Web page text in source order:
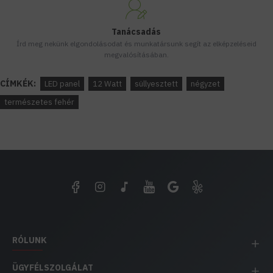
Tanácsadás
Írd meg nekünk elgondolásodat és munkatársunk segít az elképzeléseid
megvalósításában.
CÍMKÉK: LED panel 12 Watt süllyesztett
négyzet
természetes fehér
RÓLUNK
ÜGYFÉLSZOLGÁLAT